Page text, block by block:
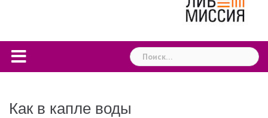
Найти:
Как в капле воды